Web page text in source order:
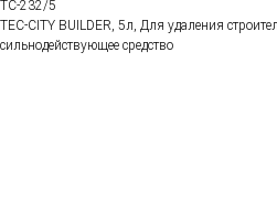
TC-232/5
TEC-CITY BUILDER, 5л, Для удаления
сильнодействующее средство